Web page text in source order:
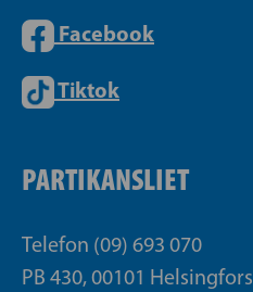
Facebook
Tiktok
PARTIKANSLIET
Telefon (09) 693 070
PB 430, 00101 Helsingfors